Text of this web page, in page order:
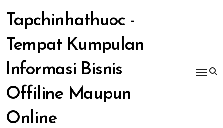
to
content
Tapchinhathuoc -
Tempat Kumpulan
Informasi Bisnis
Offiline Maupun
Online